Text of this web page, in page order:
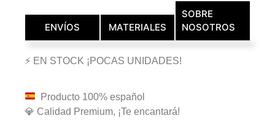
ENVÍOS MATERIALES
SOBRE
NOSOTROS
⚡ EN STOCK ¡POCAS UNIDADES!
Producto 100% español
💎 Calidad Premium, ¡Te encantará!